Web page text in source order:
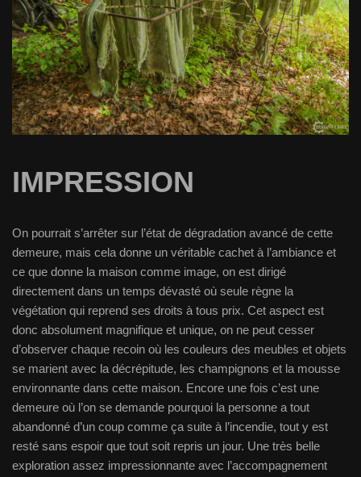
IMPRESSION
On pourrait s’arrêter sur l’état de dégradation avancé de cette
demeure, mais cela donne un véritable cachet à l’ambiance et
ce que donne la maison comme image, on est dirigé
directement dans un temps dévasté où seule règne la
végétation qui reprend ses droits à tous prix. Cet aspect est
donc absolument magnifique et unique, on ne peut cesser
d’observer chaque recoin où les couleurs des meubles et objets
se marient avec la décrépitude, les champignons et la mousse
environnante dans cette maison. Encore une fois c’est une
demeure où l’on se demande pourquoi la personne a tout
abandonné d’un coup comme ça suite à l’incendie, tout y est
resté sans espoir que tout soit repris un jour. Une très belle
exploration assez impressionnante avec l’accompagnement